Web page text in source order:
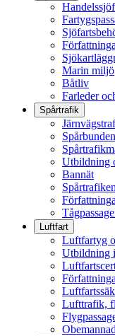
Marin miljö
Båtliv
Farleder
Spårtrafik
Utbildning
Bannät
Luftfart
Luftfartyg
Utbildning
Lufttrafik,